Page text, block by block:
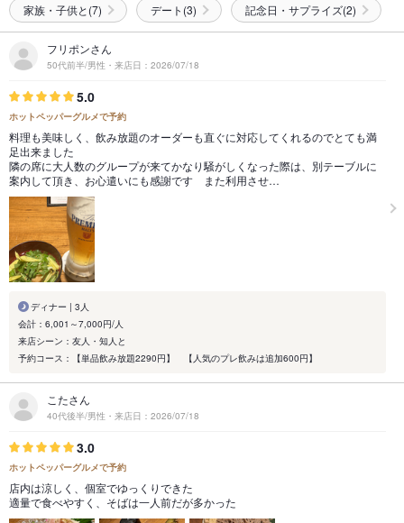
家族・子供と(7) デート(3) 記念日・サプライズ(2)
フリポンさん
50代前半/男性・来店日：2026/07/18
5.0
ホットペッパーグルメで予約
料理も美味しく、飲み放題のオーダーも直ぐに対応してくれるのでとても満
足出来ました
隣の席に大人数のグループが来てかなり騒がしくなった際は、別テーブルに
案内して頂き、お心遣いにも感謝です また利用させ…
ディナー | 3人
会計：6,001～7,000円/人
来店シーン：友人・知人と
予約コース：【単品飲み放題2290円】 【人気のプレ飲みは追加600円】
こたさん
40代後半/男性・来店日：2026/07/18
3.0
ホットペッパーグルメで予約
店内は涼しく、個室でゆっくりできた
適量で食べやすく、そばは一人前だが多かった